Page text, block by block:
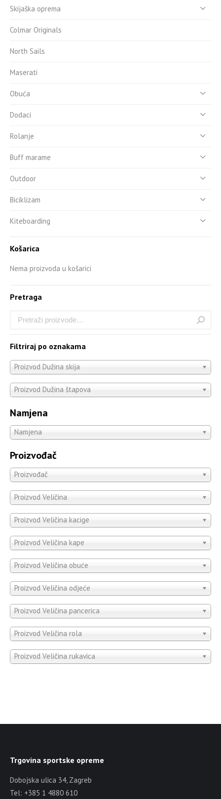
Skijaška oprema
Colmar Originals
North Sails
Maserati
Obuća
Dodaci
Rolanje
Buff marame
Outdoor
Biciklizam
Kiteboarding
Košarica
Nema proizvoda u košarici
Pretraga
Filtriraj po oznakama
Proizvod Dužina skija
Proizvod Dužina štapova
Namjena
Namjena
Proizvođač
Proizvođač
Proizvod Veličina
Proizvod Veličina kacige
Proizvod Veličina kape
Proizvod Veličina obuće
Proizvod Veličina odjeće
Proizvod Veličina pancerica
Proizvod Veličina rola
Proizvod Veličina rukavica
Trgovina sportske opreme
Dobojska ulica 34, Zagreb
Tel: +385 1 4880 610